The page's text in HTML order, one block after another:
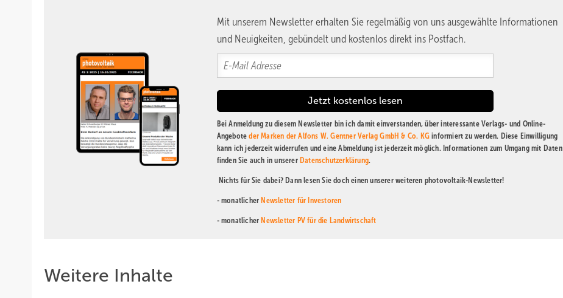
Mit unserem Newsletter erhalten Sie regelmäßig von uns ausgewählte Informationen
und Neuigkeiten, gebündelt und kostenlos direkt ins Postfach.
Bei Anmeldung zu diesem Newsletter bin ich damit einverstanden, über interessante Verlags- und Online-
Angeboteder Marken der Alfons W. Gentner Verlag GmbH & Co. KG informiert zu werden. Diese Einwilligung
kann ich jederzeit widerrufen und eine Abmeldung ist jederzeit möglich. Informationen zum Umgang mit Daten
finden Sie auch in unserer Datenschutzerklärung.
Nichts für Sie dabei? Dann lesen Sie doch einen unserer weiteren photovoltaik-Newsletter!
- monatlicherNewsletter für Investoren
- monatlicherNewsletter PV für die Landwirtschaft
Weitere Inhalte